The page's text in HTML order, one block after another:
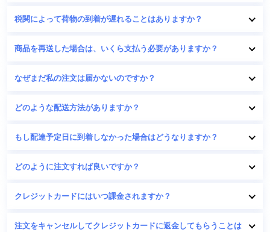
税関によって荷物の到着が遅れることはありますか？
商品を再送した場合は、いくら支払う必要がありますか？
なぜまだ私の注文は届かないのですか？
どのような配送方法がありますか？
もし配達予定日に到着しなかった場合はどうなりますか？
どのように注文すれば良いですか？
クレジットカードにはいつ課金されますか？
注文をキャンセルしてクレジットカードに返金してもらうことは